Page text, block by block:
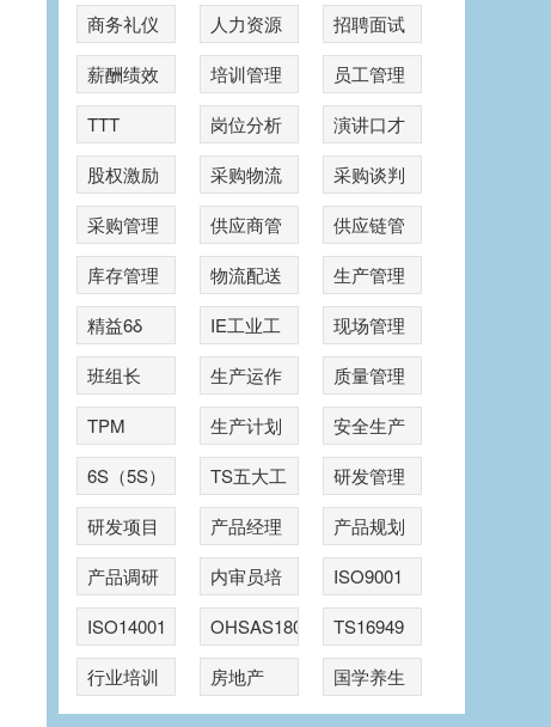
商务礼仪
人力资源
招聘面试
薪酬绩效
培训管理
员工管理
TTT
岗位分析
演讲口才
股权激励
采购物流
采购谈判
采购管理
供应商管
理
供应链管
理
库存管理 物流配送
生产管理
精益6δ
IE工业工
程
现场管理
班组长
生产运作
质量管理
TPM
生产计划
安全生产
6S（5S）
TS五大工
具
研发管理
研发项目
管理
产品经理
产品规划
产品调研
内审员培
训
ISO9001
ISO14001
OHSAS18001
TS16949
行业培训
房地产 国学养生